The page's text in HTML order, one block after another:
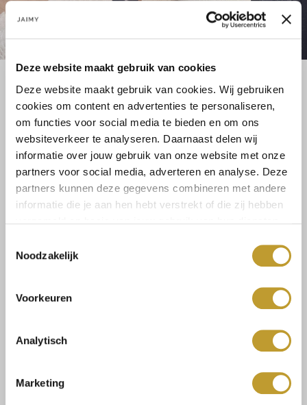
Deze website maakt gebruik van cookies
Deze website maakt gebruik van cookies. Wij gebruiken
cookies om content en advertenties te personaliseren,
om functies voor social media te bieden en om ons
websiteverkeer te analyseren. Daarnaast delen wij
informatie over jouw gebruik van onze website met onze
partners voor social media, adverteren en analyse. Deze
partners kunnen deze gegevens combineren met andere
informatie die je aan hen hebt verstrekt of die zij hebben
Noodzakelijk
Voorkeuren
Analytisch
Marketing
Größe:
S M L
Select a size